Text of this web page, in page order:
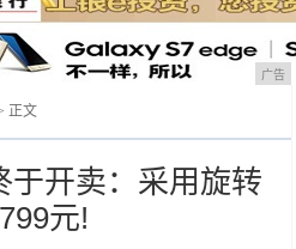
广告
正文
于开卖：采用旋转
元!